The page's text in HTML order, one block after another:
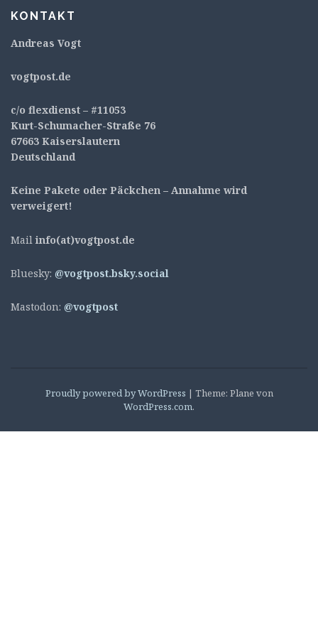
KONTAKT
Andreas Vogt
vogtpost.de
c/o flexdienst – #11053
Kurt-Schumacher-Straße 76
67663 Kaiserslautern
Deutschland
Keine Pakete oder Päckchen – Annahme wird
verweigert!
Mail info(at)vogtpost.de
Bluesky: @vogtpost.bsky.social
Mastodon: @vogtpost
Proudly powered by WordPress | Theme: Plane von
WordPress.com.